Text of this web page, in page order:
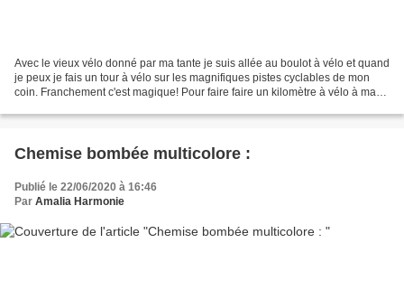
Avec le vieux vélo donné par ma tante je suis allée au boulot à vélo et quand
je peux je fais un tour à vélo sur les magnifiques pistes cyclables de mon
coin. Franchement c'est magique! Pour faire faire un kilomètre à vélo à ma
Chemise bombée multicolore :
Publié le 22/06/2020 à 16:46
Par Amalia Harmonie